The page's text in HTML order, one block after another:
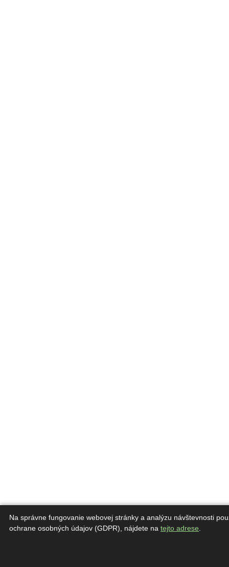
Na správne fungovanie webovej stránky a analýzu návštevnosti
ochrane osobných údajov (GDPR), nájdete na tejto adrese